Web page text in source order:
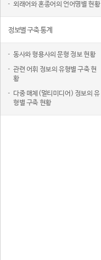
외래어와 혼종어의 언어명별 현황
정보별 구축 통계
동사와 형용사의 문형 정보 현황
관련 어휘 정보의 유형별 구축 현
황
다중 매체(멀티미디어) 정보의 유
형별 구축 현황